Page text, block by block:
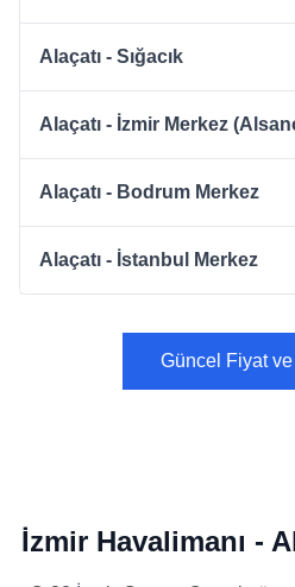
Alaçatı - Sığacık
Alaçatı - İzmir Merkez
Alaçatı - Bodrum Merkez
Alaçatı - İstanbul Merkez
Güncel Fiyat
İzmir Havalimanı -